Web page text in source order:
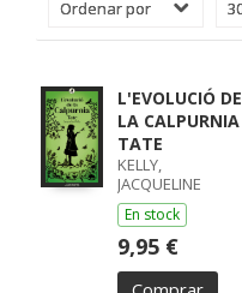
L'EVOLUCIÓ DE
LA CALPURNIA
TATE
KELLY,
JACQUELINE
En stock
9,95 €